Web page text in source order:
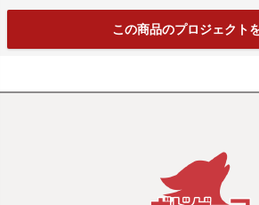
この商品のプロジェクト